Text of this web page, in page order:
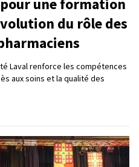
du rôle des
Laval renforce les compétences
aux soins et la qualité des